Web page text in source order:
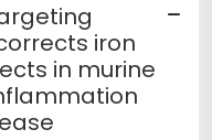
iron
in murine